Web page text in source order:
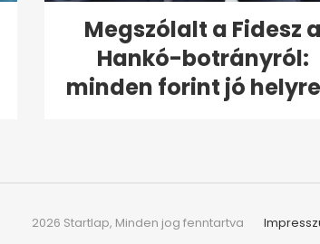
Megszólalt a Fidesz a
Hankó-botrányról:
minden forint jó
2026 Startlap, Minden jog fenntartva